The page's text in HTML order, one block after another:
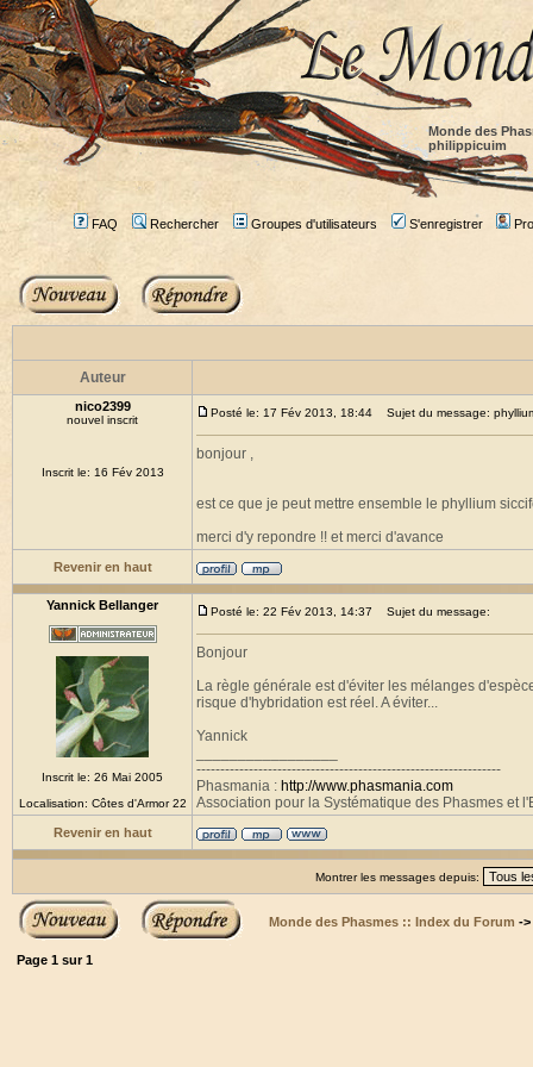
Monde des
philippicuim
FAQ Rechercher Groupes d'utilisateurs S'enregistrer
Auteur
nico2399
nouvel inscrit
Inscrit le: 16 Fév 2013
Posté le: 17 Fév 2013, 18:44 Sujet du message:
bonjour ,
est ce que je peut mettre ensemble le phyllium
merci d'y repondre !! et merci d'avance
Revenir en haut
Yannick Bellanger
Inscrit le: 26 Mai 2005
Localisation: Côtes d'Armor 22
Posté le: 22 Fév 2013, 14:37 Sujet du message:
Bonjour
La règle générale est d'éviter les mélanges
risque d'hybridation est réel. A éviter...
Yannick
----------------------------------------------------------------
Phasmania : http://www.phasmania.com
Association pour la Systématique des Phasmes et
Revenir en haut
Montrer les messages depuis:
Monde des Phasmes :: Index du Forum ->
Page 1 sur1